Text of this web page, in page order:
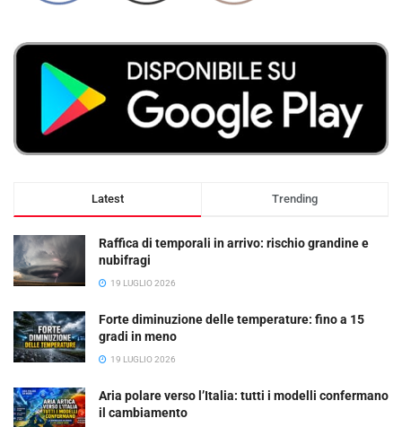
Latest Trending
Raffica di temporali in arrivo: rischio grandine e
nubifragi
19 LUGLIO 2026
Forte diminuzione delle temperature: fino a 15
gradi in meno
19 LUGLIO 2026
Aria polare verso l’Italia: tutti i modelli confermano
il cambiamento